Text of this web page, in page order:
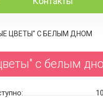
ЦВЕТЫ" C БЕЛЫМ ДНОМ
c белым
10